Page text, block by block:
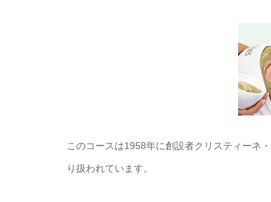
このコースは1958年に創設者クリスティーネ
り扱われています。